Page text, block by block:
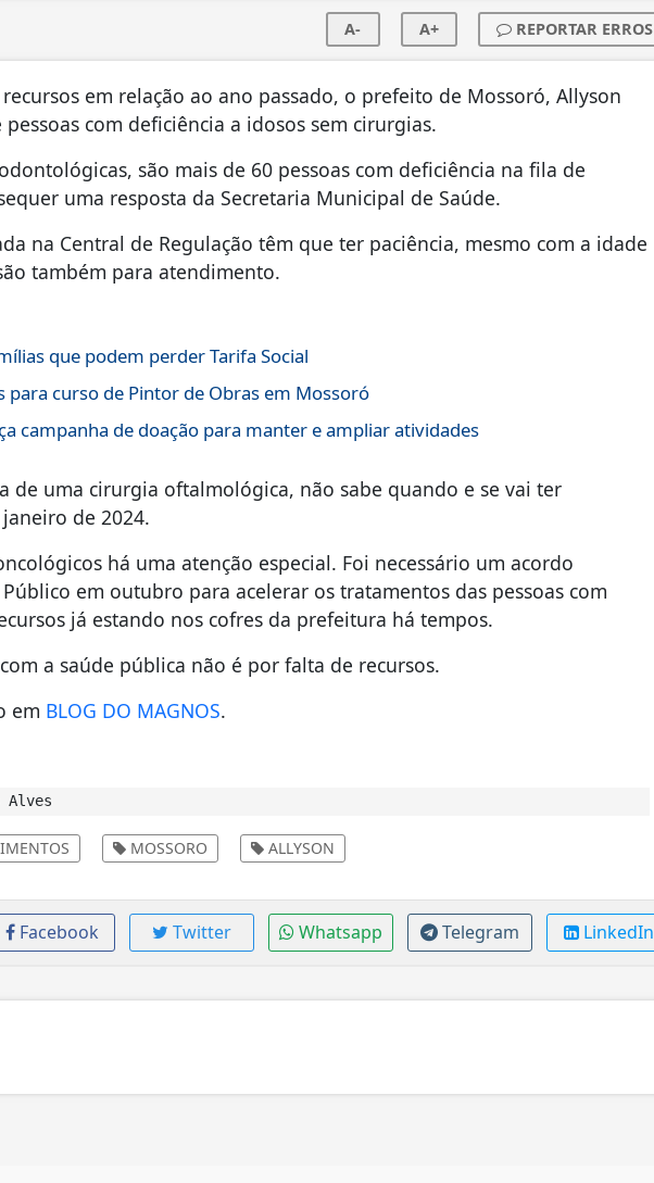
A- A+ REPORTAR ERROS
em relação ao ano passado, o prefeito de Mossoró, Allyson
com deficiência a idosos sem cirurgias.
são mais de 60 pessoas com deficiência na fila de
uma resposta da Secretaria Municipal de Saúde.
na Central de Regulação têm que ter paciência, mesmo com a idade
também para atendimento.
que podem perder Tarifa Social
curso de Pintor de Obras em Mossoró
campanha de doação para manter e ampliar atividades
de uma cirurgia oftalmológica, não sabe quando e se vai ter
de 2024.
há uma atenção especial. Foi necessário um acordo
em outubro para acelerar os tratamentos das pessoas com
já estando nos cofres da prefeitura há tempos.
a saúde pública não é por falta de recursos.
em BLOG DO MAGNOS.
Alves
MOSSORO ALLYSON
Facebook Twitter Whatsapp Telegram LinkedIn